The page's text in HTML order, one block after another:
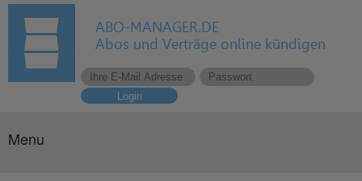
ABO-MANAGER.DE
Abos und Verträge online kündigen
Login
Menu